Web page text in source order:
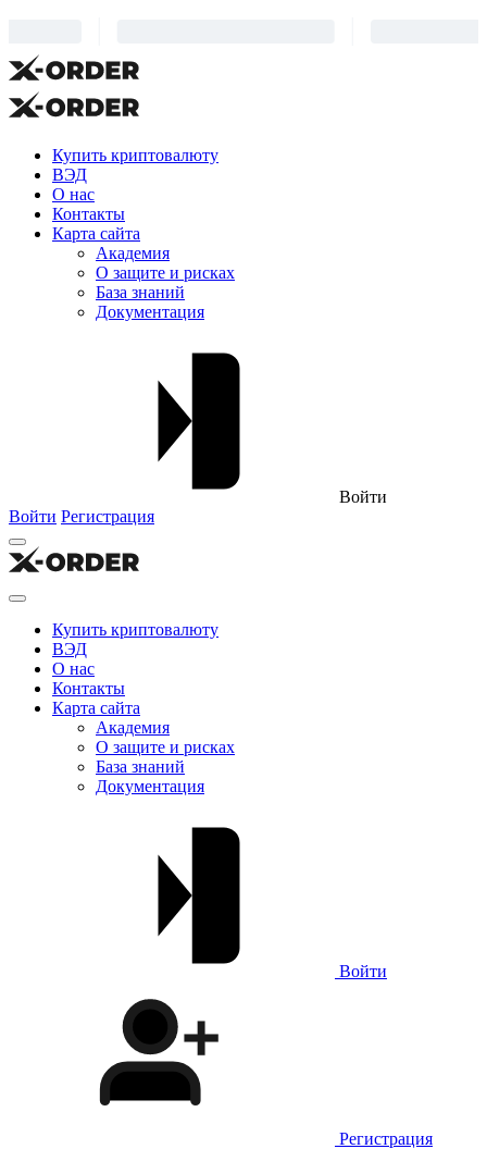
Купить криптовалюту
ВЭД
О нас
Контакты
Карта сайта
Академия
О защите и рисках
База знаний
Документация
Войти
Войти Регистрация
Купить криптовалюту
ВЭД
О нас
Контакты
Карта сайта
Академия
О защите и рисках
База знаний
Документация
Войти
Регистрация